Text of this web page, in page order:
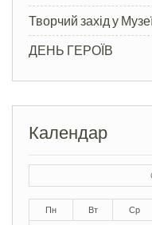
Творчий захід у
ДЕНЬ ГЕРОЇВ
Календар
Пн Вт Ср